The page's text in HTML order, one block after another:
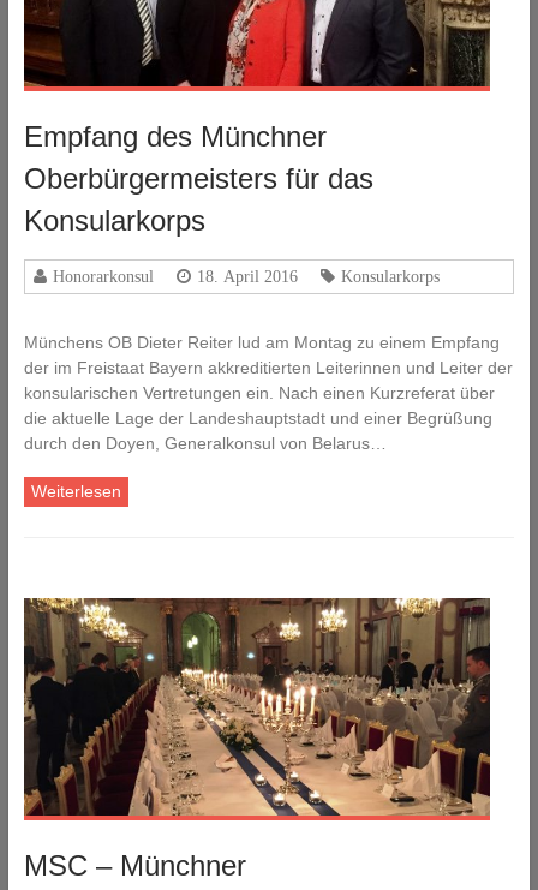
Empfang des Münchner
Oberbürgermeisters für das
Konsularkorps
Honorarkonsul 18. April 2016 Konsularkorps
Münchens OB Dieter Reiter lud am Montag zu einem Empfang
der im Freistaat Bayern akkreditierten Leiterinnen und Leiter der
konsularischen Vertretungen ein. Nach einen Kurzreferat über
die aktuelle Lage der Landeshauptstadt und einer Begrüßung
durch den Doyen, Generalkonsul von Belarus…
Weiterlesen
MSC – Münchner